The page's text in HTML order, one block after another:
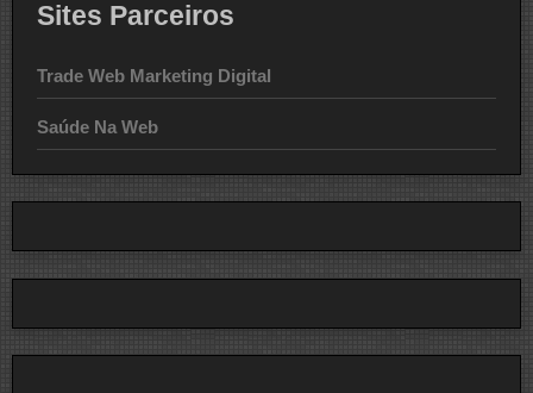
Sites Parceiros
Trade Web Marketing Digital
Saúde Na Web